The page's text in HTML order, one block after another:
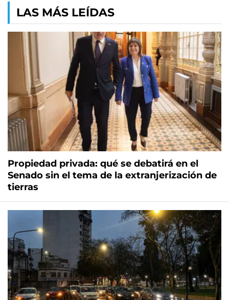
LAS MÁS LEÍDAS
Propiedad privada: qué se debatirá en el
Senado sin el tema de la extranjerización de
tierras